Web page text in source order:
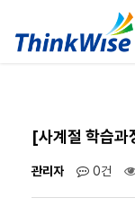
[사계절 학습과
관리자 0건